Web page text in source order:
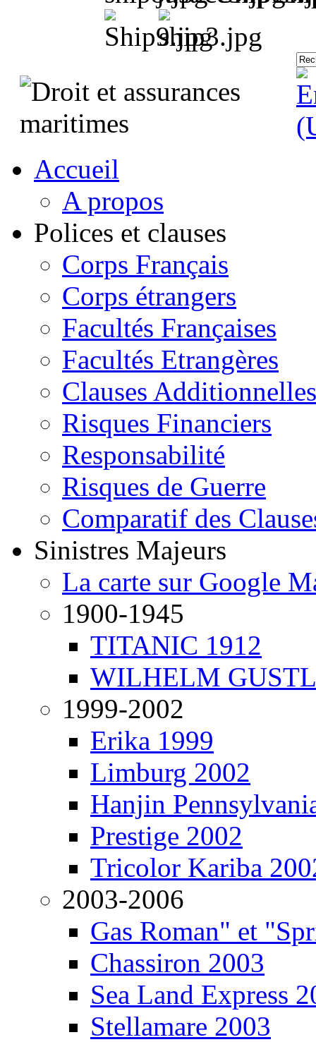
Accueil
A propos
Polices et clauses
Corps Français
Corps étrangers
Facultés Françaises
Facultés Etrangères
Clauses Additionnelles
Risques Financiers
Responsabilité
Risques de Guerre
Comparatif des
Sinistres Majeurs
La carte sur Google
1900-1945
TITANIC 1912
WILHELM
1999-2002
Erika 1999
Limburg 2002
Hanjin
Prestige 2002
Tricolor Kariba
2003-2006
Gas Roman" et
Chassiron 2003
Sea Land Express
Stellamare 2003